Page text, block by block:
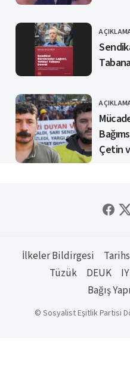
Çetin
İlkeler Bildirgesi
Tüzük
DEUK
Bağış
© Sosyalist Eşitlik Partisi